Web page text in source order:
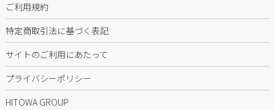
ご利用規約
特定商取引法に基づく表記
サイトのご利用にあたって
プライバシーポリシー
HITOWA GROUP